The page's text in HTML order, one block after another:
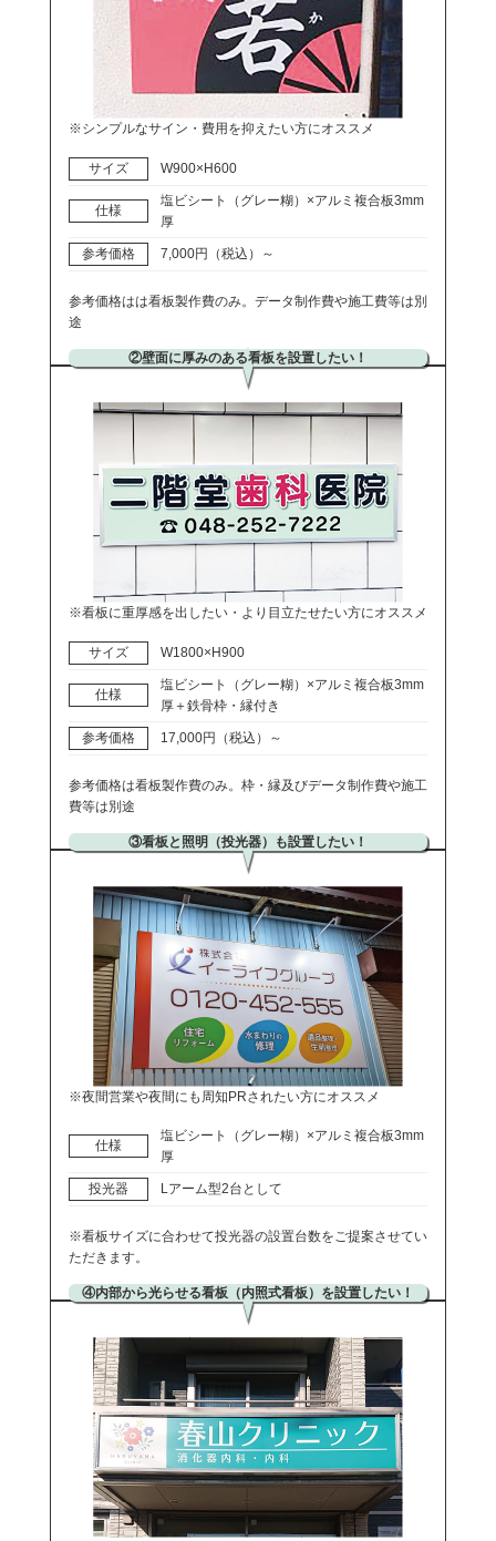
※シンプルなサイン・費用を抑えたい方にオススメ
サイズ W900×H600
仕様
塩ビシート（グレー糊）×アルミ複合板3mm
厚
参考価格 7,000円（税込）～
参考価格はは看板製作費のみ。データ制作費や施工費等は別
途
②壁面に厚みのある看板を設置したい！
※看板に重厚感を出したい・より目立たせたい方にオススメ
サイズ W1800×H900
仕様
塩ビシート（グレー糊）×アルミ複合板3mm
厚＋鉄骨枠・縁付き
参考価格 17,000円（税込）～
参考価格は看板製作費のみ。枠・縁及びデータ制作費や施工
費等は別途
③看板と照明（投光器）も設置したい！
※夜間営業や夜間にも周知PRされたい方にオススメ
仕様
塩ビシート（グレー糊）×アルミ複合板3mm
厚
投光器 Lアーム型2台として
※看板サイズに合わせて投光器の設置台数をご提案させてい
ただきます。
④内部から光らせる看板（内照式看板）を設置したい！